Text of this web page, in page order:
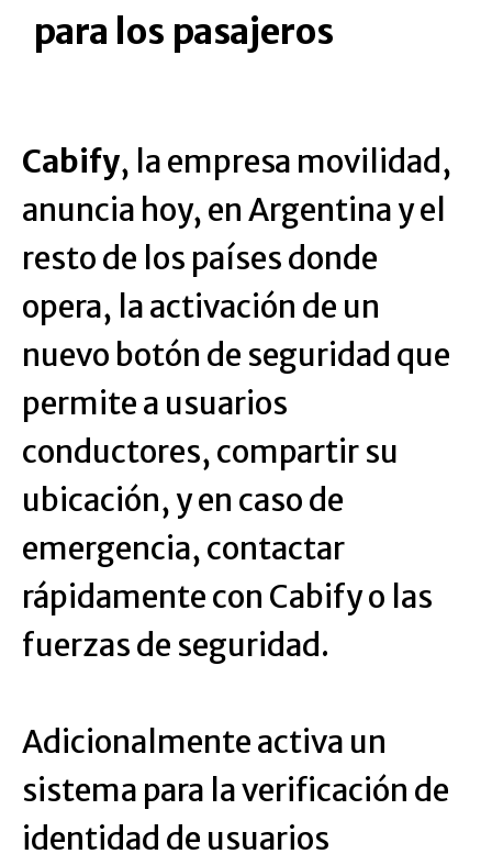
para los pasajeros
Cabify, la empresa movilidad,
anuncia hoy, en Argentina y el
resto de los países donde
opera, la activación de un
nuevo botón de seguridad que
permite a usuarios
conductores, compartir su
ubicación, y en caso de
emergencia, contactar
rápidamente con Cabify o las
fuerzas de seguridad.
Adicionalmente activa un
sistema para la verificación de
identidad de usuarios